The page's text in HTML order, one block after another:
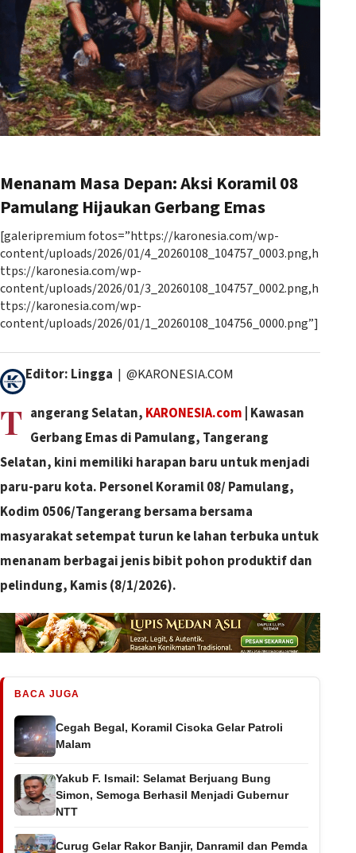
Menanam Masa Depan: Aksi Koramil 08
Pamulang Hijaukan Gerbang Emas
[galeripremium fotos=”https://karonesia.com/wp-
content/uploads/2026/01/4_20260108_104757_0003.png,h
ttps://karonesia.com/wp-
content/uploads/2026/01/3_20260108_104757_0002.png,h
ttps://karonesia.com/wp-
content/uploads/2026/01/1_20260108_104756_0000.png”]
Editor: Lingga | @KARONESIA.COM
T angerang Selatan, KARONESIA.com | ​Kawasan
Gerbang Emas di Pamulang, Tangerang
Selatan, kini memiliki harapan baru untuk menjadi
paru-paru kota. Personel Koramil 08/ Pamulang,
Kodim 0506/Tangerang bersama bersama
masyarakat setempat turun ke lahan terbuka untuk
menanam berbagai jenis bibit pohon produktif dan
pelindung, Kamis (8/1/2026).
BACA JUGA
Cegah Begal, Koramil Cisoka Gelar Patroli
Malam
Yakub F. Ismail: Selamat Berjuang Bung
Simon, Semoga Berhasil Menjadi Gubernur
NTT
Curug Gelar Rakor Banjir, Danramil dan Pemda